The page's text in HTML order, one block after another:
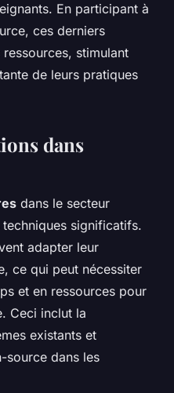
En participant à
ces derniers
stimulant
de leurs pratiques
dans
dans le secteur
significatifs.
adapter leur
ce qui peut nécessiter
et en ressources pour
Ceci inclut la
existants et
source dans les